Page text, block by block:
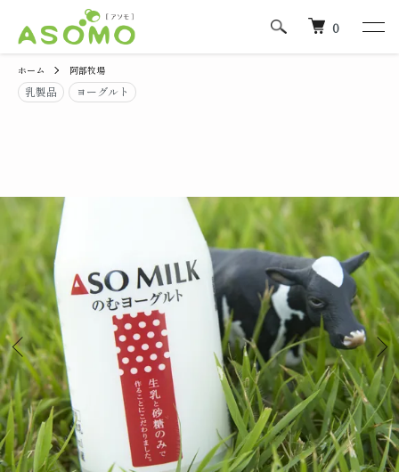
0
ホーム 阿部牧場
乳製品 ヨーグルト